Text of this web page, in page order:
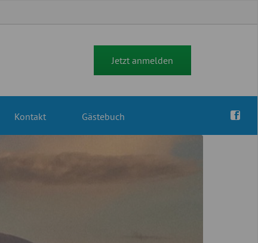
Jetzt anmelden
Kontakt Gästebuch